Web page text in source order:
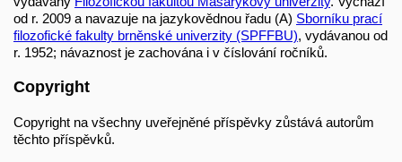
od r. 2009 a navazuje na jazykovědnou řadu (A) Sborníku prací
filozofické fakulty brněnské univerzity (SPFFBU), vydávanou od
r. 1952; návaznost je zachována i v číslování ročníků.
Copyright
Copyright na všechny uveřejněné příspěvky zůstává autorům
těchto příspěvků.